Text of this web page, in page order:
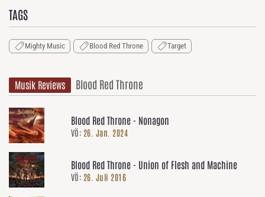
TAGS
Mighty Music Blood Red Throne Target
Musik Reviews Blood Red Throne
Blood Red Throne - Nonagon
VÖ: 26. Jan. 2024
Blood Red Throne - Union of Flesh and Machine
VÖ: 26. Juli 2016